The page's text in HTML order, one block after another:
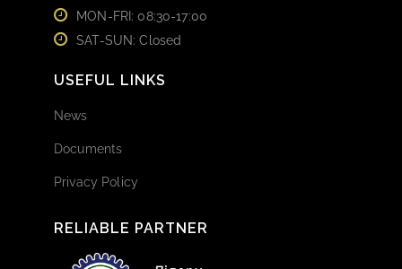
MON-FRI: 08:30-17:00
SAT-SUN: Closed
USEFUL LINKS
News
Documents
Privacy Policy
RELIABLE PARTNER